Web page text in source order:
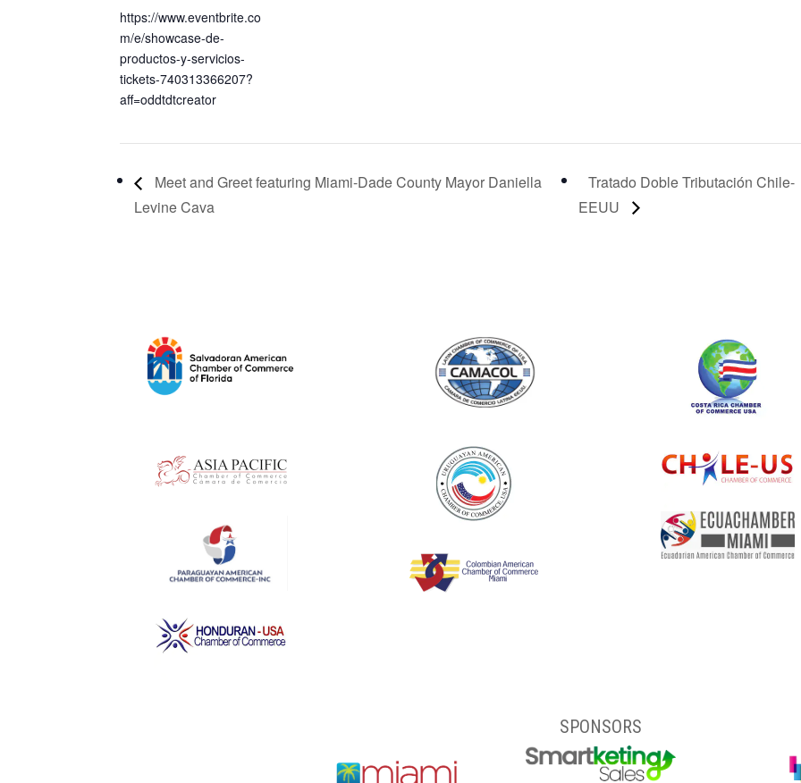
https://www.eventbrite.co
m/e/showcase-de-
productos-y-servicios-
tickets-740313366207?
aff=oddtdtcreator
Meet and Greet featuring Miami-Dade County Mayor Daniella
Levine Cava
Tratado Doble Tributación Chile-
EEUU
SPONSORS